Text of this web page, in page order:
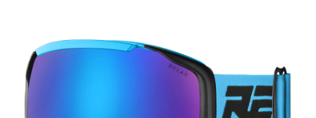
hvězdiček.